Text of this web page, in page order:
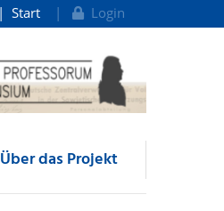
Start Login
Über das Projekt